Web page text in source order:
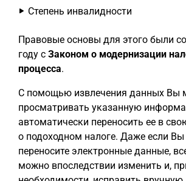
Степень инвалидности
Правовые основы для этого были
году с Законом о модернизации
процесса.
С помощью извлечения данных Вы
просматривать указанную
автоматически переносить ее в
о подоходном налоге. Даже если Вы
переносите электронные данные,
можно впоследствии изменить и,